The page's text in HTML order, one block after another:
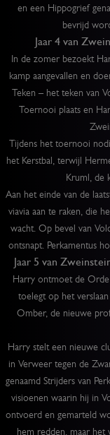
en een Hippogrief
bevrijd
Jaar 4 van
In de zomer bezoekt
kamp aangevallen en
Teken – het teken van
Toernooi plaats en
Tijdens het toernooi
het Kerstbal, terwijl
Kruml, de
Aan het einde van de
viavia aan te raken, die
wacht. Op bevel van
ontsnapt. Perkamentus
Jaar 5 van
Harry ontmoet de Orde
toelegt op het
Omber, de nieuwe
Harry stelt een nieuwe
in Verweer tegen de
genaamd Strijders van
visioenen waarin hij in
ontvoerd en gemarteld
hem redden, maar het